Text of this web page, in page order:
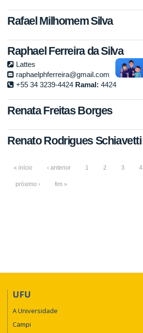
Rafael Milhomem Silva
Raphael Ferreira da Silva
Lattes
raphaelphferreira@gmail.com
+55 34 3239-4424 Ramal: 4424
Renata Freitas Borges
Renato Rodrigues Schiavetti
« início ‹ anterior 1 2 3 4
próximo › fim »
UFU
A Universidade
Campi